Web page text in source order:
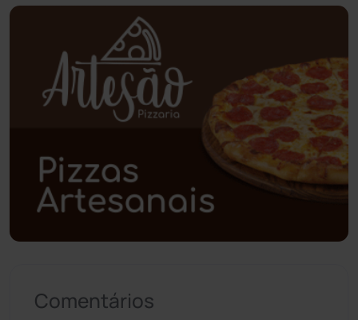
Piripá (90)
Planalto
Poções (182)
(59)
Polícia Militar (27)
Comentários